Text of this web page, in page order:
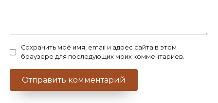
Сохранить моё имя, email и адрес сайта в этом
браузере для последующих моих комментариев.